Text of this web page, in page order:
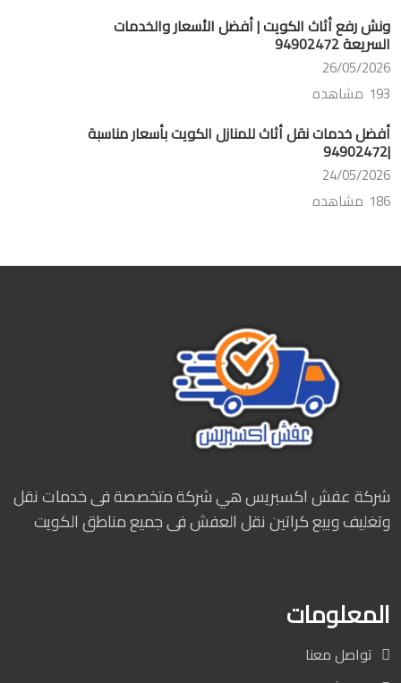
ونش رفع أثاث الكويت | أفضل الأسعار والخدمات
السريعة 94902472
26/05/2026
193 مشاهده
أفضل خدمات نقل أثاث للمنازل الكويت بأسعار مناسبة
|94902472
24/05/2026
186 مشاهده
شركة عفش اكسبريس هي شركة متخصصة فى خدمات نقل
وتغليف وبيع كراتين نقل العفش فى جميع مناطق الكويت
المعلومات
تواصل معنا